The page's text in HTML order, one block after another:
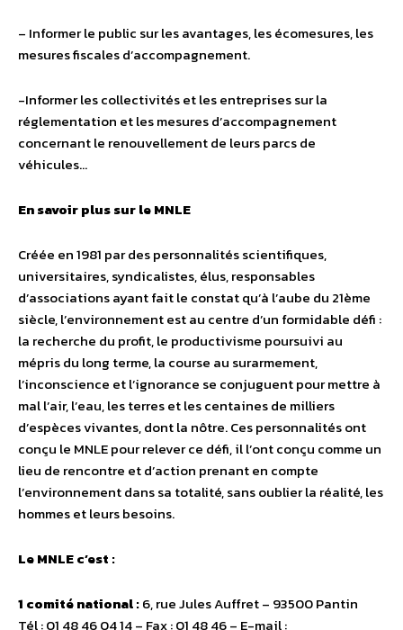
– Informer le public sur les avantages, les écomesures, les
mesures fiscales d’accompagnement.
-Informer les collectivités et les entreprises sur la
réglementation et les mesures d’accompagnement
concernant le renouvellement de leurs parcs de
véhicules…
En savoir plus sur le MNLE
Créée en 1981 par des personnalités scientifiques,
universitaires, syndicalistes, élus, responsables
d’associations ayant fait le constat qu’à l’aube du 21ème
siècle, l’environnement est au centre d’un formidable défi :
la recherche du profit, le productivisme poursuivi au
mépris du long terme, la course au surarmement,
l’inconscience et l’ignorance se conjuguent pour mettre à
mal l’air, l’eau, les terres et les centaines de milliers
d’espèces vivantes, dont la nôtre. Ces personnalités ont
conçu le MNLE pour relever ce défi, il l’ont conçu comme un
lieu de rencontre et d’action prenant en compte
l’environnement dans sa totalité, sans oublier la réalité, les
hommes et leurs besoins.
Le MNLE c’est :
1 comité national :6, rue Jules Auffret – 93500 Pantin
Tél : 01 48 46 04 14 – Fax : 01 48 46 – E-mail :